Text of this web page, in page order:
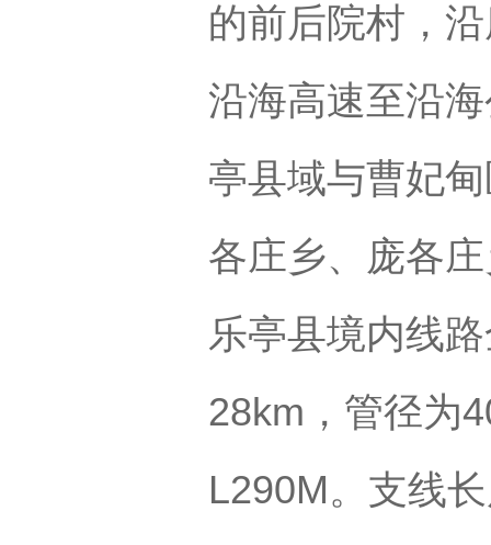
的前后院村，
沿海高速至沿
亭县域与曹妃
各庄乡、庞各
乐亭县境内线
28km，管径为
L290M。支线